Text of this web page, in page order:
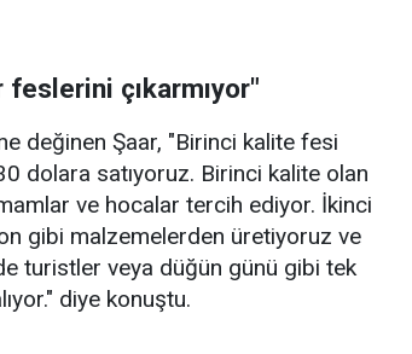
feslerini çıkarmıyor"
değinen Şaar, "Birinci kalite fesi
dolara satıyoruz. Birinci kalite olan
ve hocalar tercih ediyor. İkinci
gibi malzemelerden üretiyoruz ve
turistler veya düğün günü gibi tek
diye konuştu.